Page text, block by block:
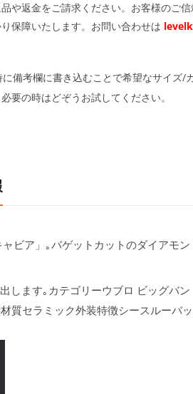
や返金をご請求ください。お客様のご
保障いたします。お問い合わせは
備考欄に書き込むことで希望なサイズ/
要の時はどぞうお試してください。
ビア」｡バゲットカットのダイアモ
します｡カテゴリーウブロ ビッグバ
質セラミック外装特徴シースルーバ